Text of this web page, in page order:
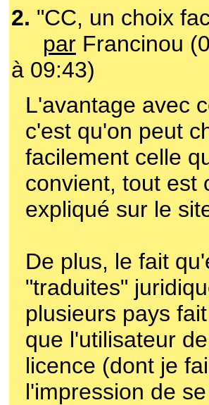
2. "CC, un choix
par Francinou
à 09:43)
L'avantage avec
c'est qu'on peut
facilement celle
convient, tout est
expliqué sur le
De plus, le fait
"traduites"
plusieurs pays
que l'utilisateur
licence (dont je
l'impression de